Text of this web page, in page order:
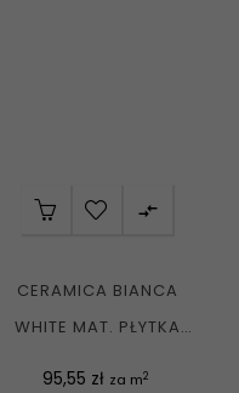

CERAMICA BIANCA
WHITE MAT. PŁYTKA
Cena
95,55 zł za m2